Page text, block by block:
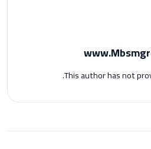
This author has not